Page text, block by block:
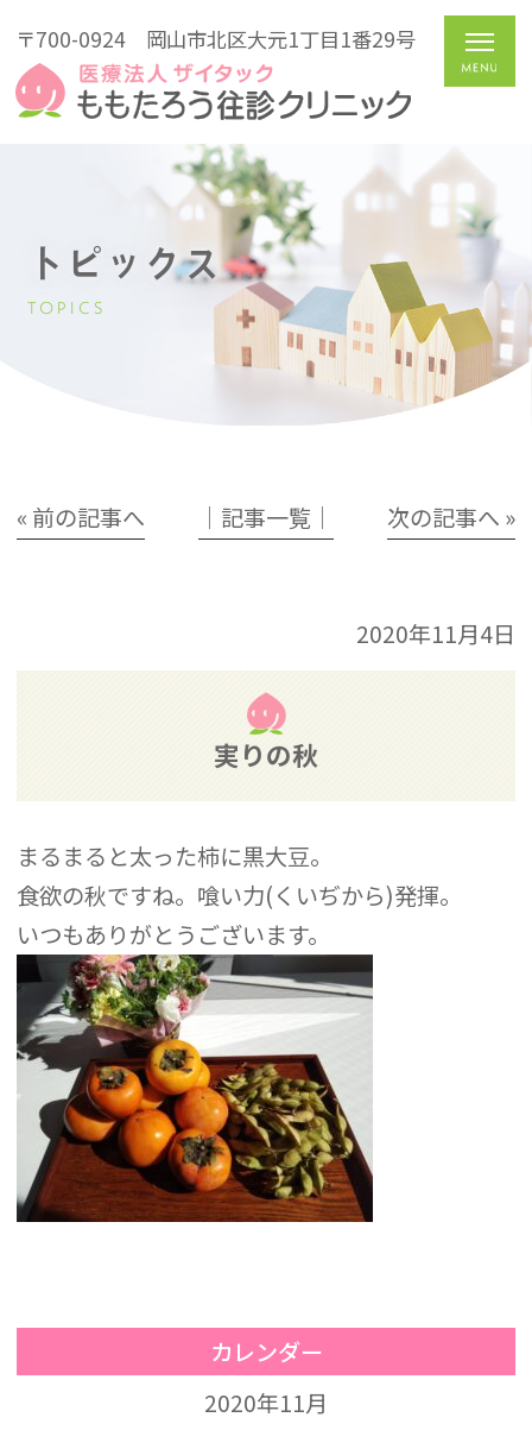
〒700-0924 岡山市北区大元1丁目1番29号
トピックス
TOPICS
« 前の記事へ │記事一覧│ 次の記事へ »
2020年11月4日
実りの秋
まるまると太った柿に黒大豆。
食欲の秋ですね。喰い力(くいぢから)発揮。
いつもありがとうございます。
カレンダー
2020年11月